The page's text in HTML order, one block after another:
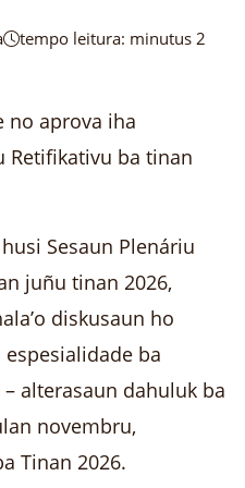
tempo leitura: minutus 2
no aprova iha
Retifikativu ba tinan
Sesaun Plenáriu
juñu tinan 2026,
diskusaun ho
ba
– alterasaun dahuluk ba
novembru,
Tinan 2026.